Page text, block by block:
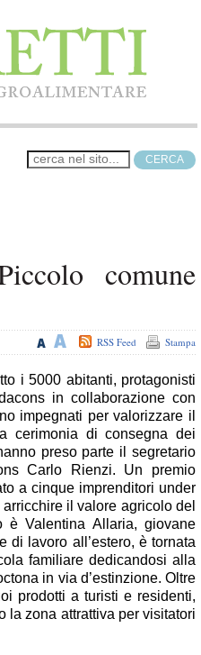
comune
Stampa
RSS Feed
i 5000 abitanti, protagonisti
in collaborazione con
impegnati per valorizzare il
cerimonia di consegna dei
preso parte il segretario
Carlo Rienzi. Un premio
a cinque imprenditori under
il valore agricolo del
è Valentina Allaria, giovane
di lavoro all’estero, è tornata
familiare dedicandosi alla
in via d’estinzione. Oltre
prodotti a turisti e residenti,
la zona attrattiva per visitatori